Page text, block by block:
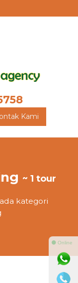
Kami
~ 1 tour
kategori
⚫ Online